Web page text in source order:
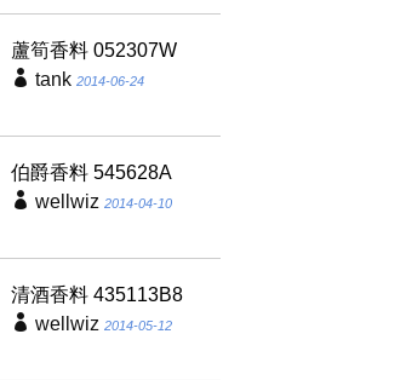
蘆筍香料 052307W
tank 2014-06-24
伯爵香料 545628A
wellwiz 2014-04-10
清酒香料 435113B8
wellwiz 2014-05-12